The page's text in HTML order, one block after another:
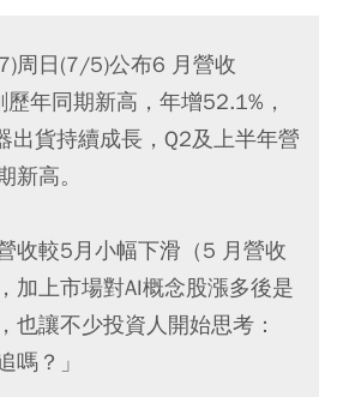
周日(7/5)公布6 月營收
年同期新高，年增52.1%，
出貨持續成長，Q2及上半年營
新高。
收較5月小幅下滑（5 月營收
加上市場對AI概念股漲多後是
也讓不少投資人開始思考：
嗎？」